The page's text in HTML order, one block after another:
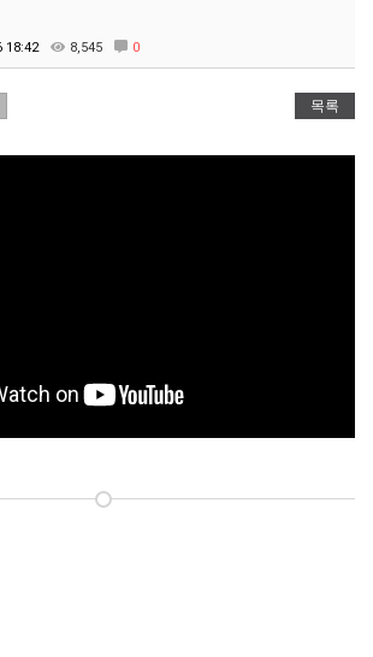
18:42 8,545 0
목록